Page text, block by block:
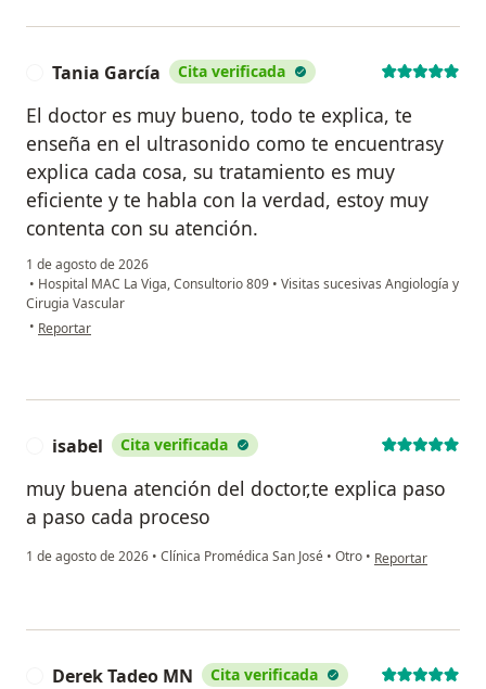
Tania García Cita verificada
El doctor es muy bueno, todo te explica, te
enseña en el ultrasonido como te encuentrasy
explica cada cosa, su tratamiento es muy
eficiente y te habla con la verdad, estoy muy
contenta con su atención.
1 de agosto de 2026
• Hospital MAC La Viga, Consultorio 809 • Visitas sucesivas Angiología y
Cirugia Vascular
• en opinión del usuario Tania García
Reportar
isabel Cita verificada
muy buena atención del doctor,te explica paso
a paso cada proceso
1 de agosto de 2026 • Clínica Promédica San José • Otro • en opinión del
Reportar
Derek Tadeo MN Cita verificada